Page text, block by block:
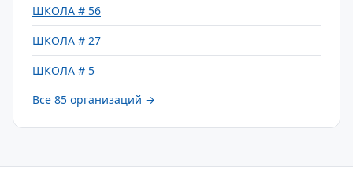
ШКОЛА # 56
ШКОЛА # 27
ШКОЛА # 5
Все 85 организаций →